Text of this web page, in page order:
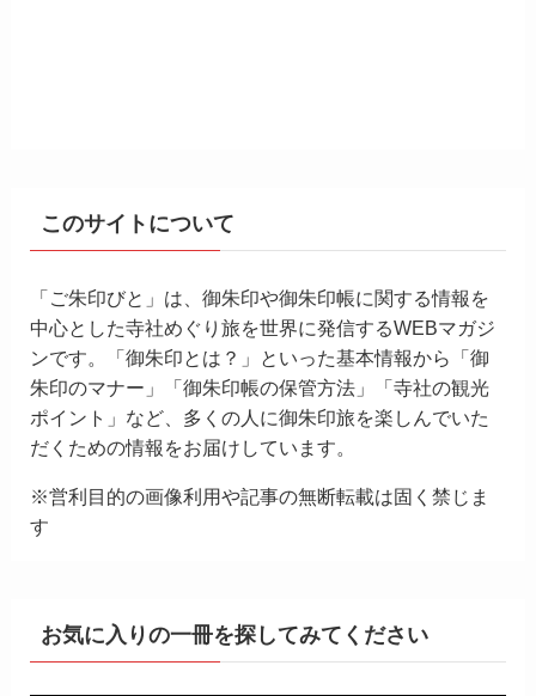
このサイトについて
「ご朱印びと」は、御朱印や御朱印帳に関する情報を
中心とした寺社めぐり旅を世界に発信するWEBマガジ
ンです。「御朱印とは？」といった基本情報から「御
朱印のマナー」「御朱印帳の保管方法」「寺社の観光
ポイント」など、多くの人に御朱印旅を楽しんでいた
だくための情報をお届けしています。
※営利目的の画像利用や記事の無断転載は固く禁じま
す
お気に入りの一冊を探してみてください